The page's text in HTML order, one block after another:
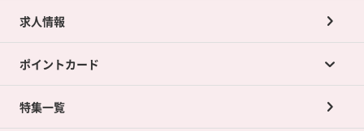
カードラボの買取サービスTOP
店舗買取について
ネット買取について
求人情報
ポイントカード
ポイントカードTOP
特集一覧